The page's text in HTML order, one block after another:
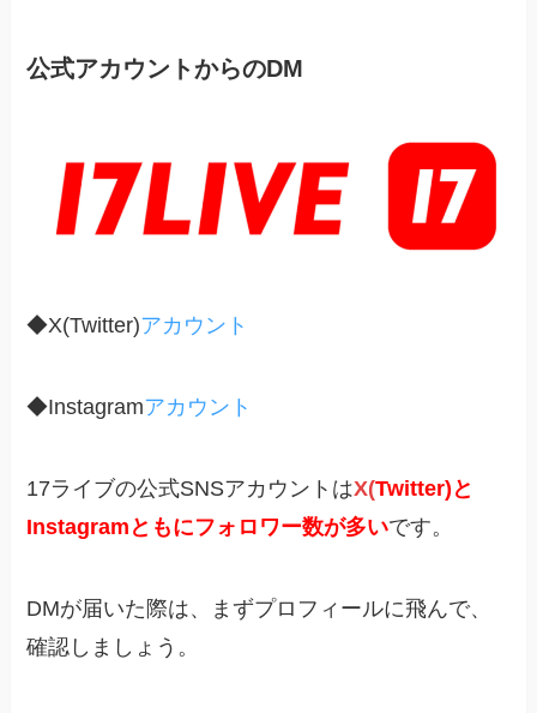
公式アカウントからのDM
◆X(Twitter)アカウント
◆Instagramアカウント
17ライブの公式SNSアカウントはX(Twitter) と
Instagramともにフォロワー数が多いです。
DMが届いた際は、まずプロフィールに飛んで、
確認しましょう。